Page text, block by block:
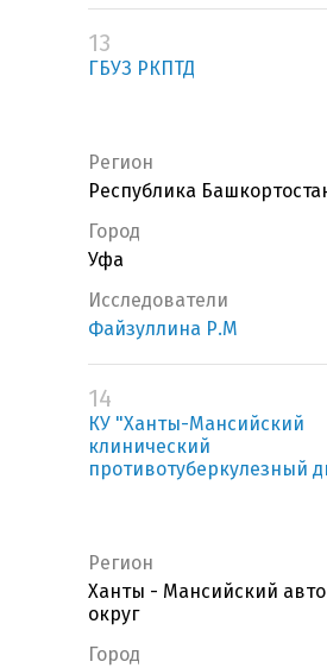
13
ГБУЗ РКПТД
Регион
Республика
Город
Уфа
Исследователи
Файзуллина Р.М
14
КУ "Ханты-Мансийский
клинический
противотуберкулезный
Регион
Ханты - Мансийский
округ
Город